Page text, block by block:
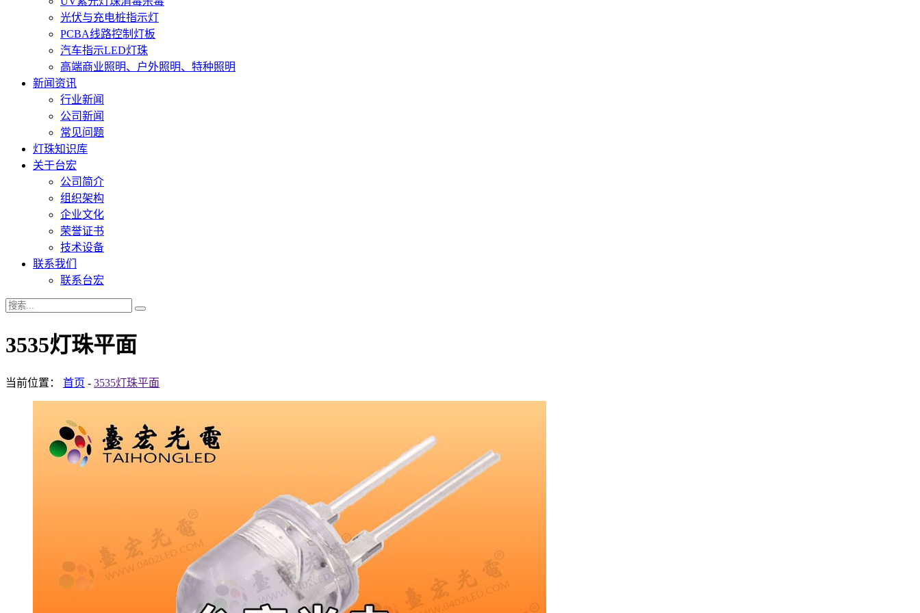
光伏与充电桩指示灯
PCBA线路控制灯板
汽车指示LED灯珠
高端商业照明、户外照明、特种照明
新闻资讯
行业新闻
公司新闻
常见问题
灯珠知识库
关于台宏
公司简介
组织架构
企业文化
荣誉证书
技术设备
联系我们
联系台宏
3535灯珠平面
当前位置： 首页 - 3535灯珠平面